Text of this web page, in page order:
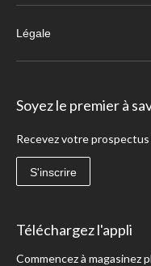
Légale
Soyez le premier à
Recevez votre
S'inscrire
Téléchargez l'appli
Commencez à magasinez